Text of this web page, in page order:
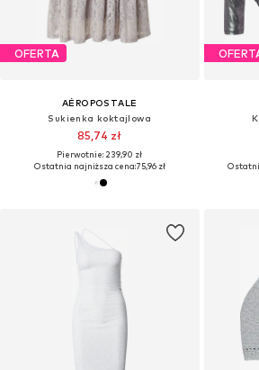
OFERTA
AÉROPOSTALE
Sukienka koktajlowa
85,74 zł
Pierwotnie: 239,90 zł
Ostatnia najniższa cena:75,96 zł